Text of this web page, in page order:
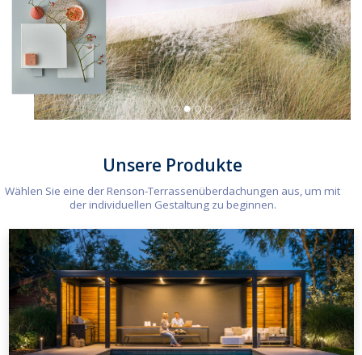
Unsere Produkte
Wählen Sie eine der Renson-Terrassenüberdachungen aus, um mit
der individuellen Gestaltung zu beginnen.